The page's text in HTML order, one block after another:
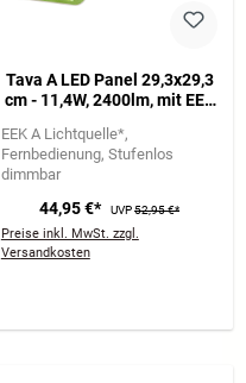
Tava A LED Panel 29,3x29,3
cm - 11,4W, 2400lm, mit EEK
CCT, Weiß
EEK A Lichtquelle*
Fernbedienung Stufenlos
dimmbar
44,95 €* UVP52,95 €*
Preise inkl. MwSt. zzgl.
Versandkosten